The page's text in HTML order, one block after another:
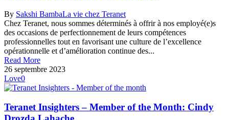
By Sakshi BambaLa vie chez Teranet
Chez Teranet, nous sommes déterminés à offrir à nos employé(e)s
des occasions de perfectionnement de leurs compétences
professionnelles tout en favorisant une culture de l’excellence
opérationnelle et d’amélioration continue des...
Read More
26 septembre 2023
Love0
Teranet Insighters – Member of the Month: Cindy